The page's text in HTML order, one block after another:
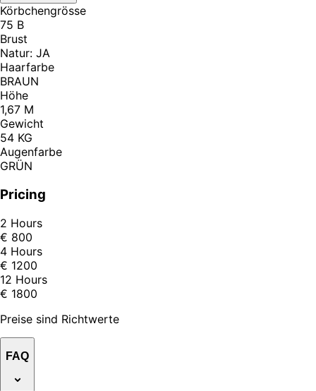
Körbchengrösse
75 B
Brust
Natur: JA
Haarfarbe
BRAUN
Höhe
1,67 M
Gewicht
54 KG
Augenfarbe
GRÜN
Pricing
2 Hours
€ 800
4 Hours
€ 1200
12 Hours
€ 1800
Preise sind Richtwerte
FAQ